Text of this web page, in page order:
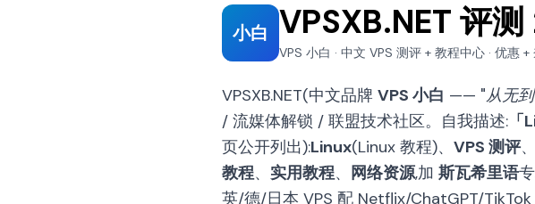
小白 VPSXB.NET 评
VPS 小白 · 中文 VPS 测评 + 教程中心 · 优惠
VPSXB.NET(中文品牌 VPS 小白 —— "从无
/ 流媒体解锁 / 联盟技术社区。自我描述:
页公开列出):Linux(Linux 教程)、 VPS 测评、
教程、 实用教程、 网络资源,加 斯瓦希里语
英/德/日本 VPS 配 Netflix/ChatGPT/TikTok